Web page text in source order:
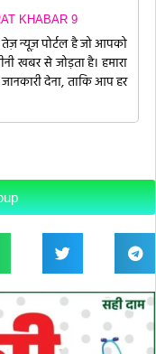
KHABAR 9
न्यूज़ पोर्टल है जो आपको
खबर से जोड़ता है। हमारा
देना, ताकि आप हर